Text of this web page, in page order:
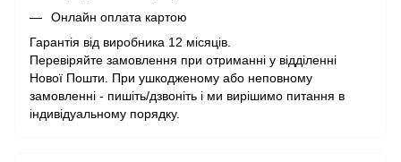
Онлайн оплата картою
Гарантія від виробника 12 місяців.
Перевіряйте замовлення при отриманні у відділенні
Нової Пошти. При ушкодженому або неповному
замовленні - пишіть/дзвоніть і ми вирішимо питання в
індивідуальному порядку.